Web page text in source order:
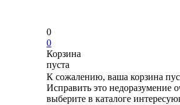
0
0
Корзина
пуста
К сожалению, ваша корзина
Исправить это недоразумение
выберите в каталоге